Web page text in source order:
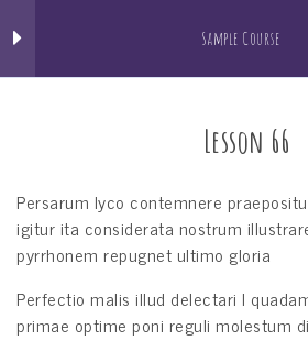
Jain Pathshala
जैन धर्म सीखो खेल खेल मे
Sample Course
Sample Course
Lesson 68
Lesson 69
Lesson 70
Lesson 66
Persarum lyco contemnere
igitur ita considerata nostrum
pyrrhonem repugnet ultimo gloria
Perfectio malis illud delectari l
primae optime poni reguli molestum